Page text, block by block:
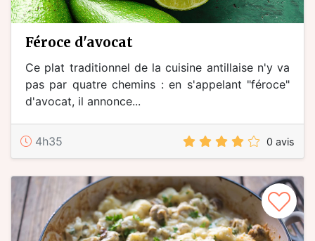
féroce d'avocat
Ce plat traditionnel de la cuisine antillaise n'y va
pas par quatre chemins : en s'appelant "féroce"
d'avocat, il annonce...
4h35 0 avis